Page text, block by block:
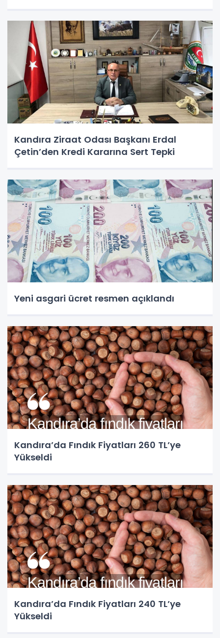
Kandıra Ziraat Odası Başkanı Erdal
Çetin’den Kredi Kararına Sert Tepki
Yeni asgari ücret resmen açıklandı
Kandıra’da Fındık Fiyatları 260 TL’ye
Yükseldi
Kandıra’da Fındık Fiyatları 240 TL’ye
Yükseldi